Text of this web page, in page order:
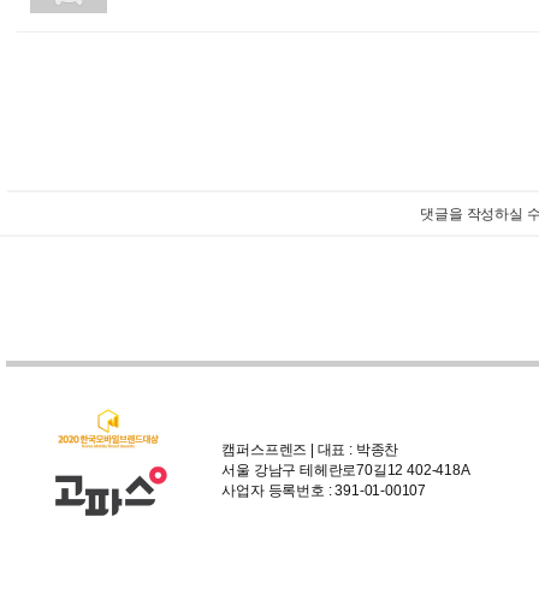
댓글을 작성하실
캠퍼스프렌즈 | 대표 : 박종찬
서울 강남구 테헤란로70길12 402-418A
사업자 등록번호 : 391-01-00107